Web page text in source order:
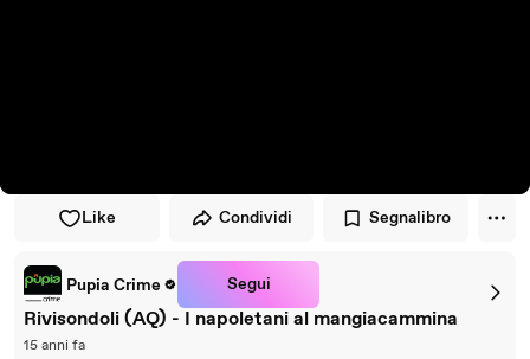
Like Condividi Segnalibro
Pupia Crime Segui
Rivisondoli (AQ) - I napoletani al mangiacammina
15 anni fa